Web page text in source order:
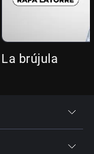
La brújula